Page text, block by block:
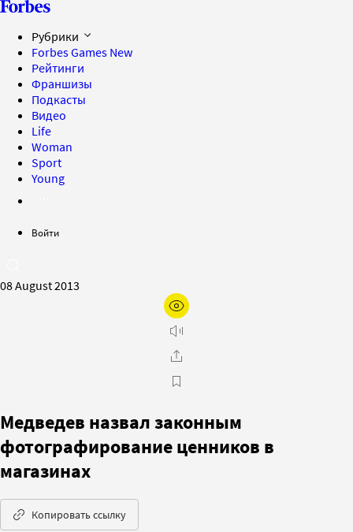
Рубрики
Forbes Games New
Рейтинги
Франшизы
Подкасты
Видео
Life
Woman
Sport
Young
Войти
08 August 2013
Медведев назвал законным
фотографирование ценников в
магазинах
Копировать ссылку